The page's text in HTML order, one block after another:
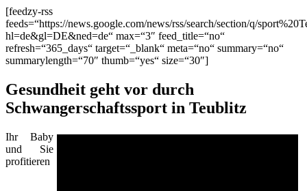
[feedzy-rss
feeds=“https://news.google.com/news/rss/search/section/q/
hl=de&gl=DE&ned=de“ max=“3″ feed_title=“no“
refresh=“365_days“ target=“_blank“ meta=“no“ summary=“no“
summarylength=“70″ thumb=“yes“ size=“30″]
Gesundheit geht vor durch
Schwangerschaftssport in Teublitz
Ihr Baby
und Sie
profitieren